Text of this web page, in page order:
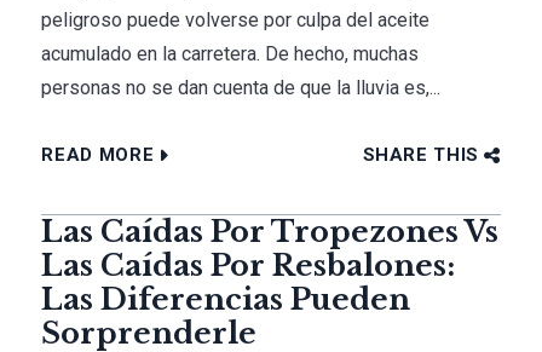
peligroso puede volverse por culpa del aceite
acumulado en la carretera. De hecho, muchas
personas no se dan cuenta de que la lluvia es,...
READ MORE SHARE THIS
Las Caídas Por Tropezones Vs
Las Caídas Por Resbalones:
Las Diferencias Pueden
Sorprenderle